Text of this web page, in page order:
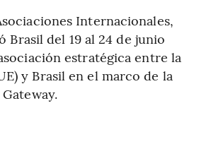
Internacionales,
Brasil del 19 al 24 de junio
estratégica entre la
y Brasil en el marco de la